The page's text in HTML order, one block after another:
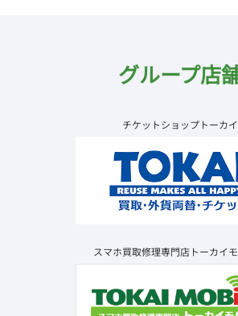
グループ店
チケットショップトーカイ
スマホ買取修理専門店トーカイ